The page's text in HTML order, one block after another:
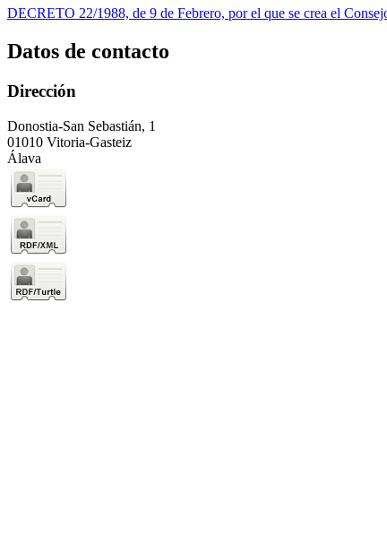
DECRETO 22/1988, de 9 de Febrero, por el que se crea el
Datos de contacto
Dirección
Donostia-San Sebastián, 1
01010 Vitoria-Gasteiz
Álava